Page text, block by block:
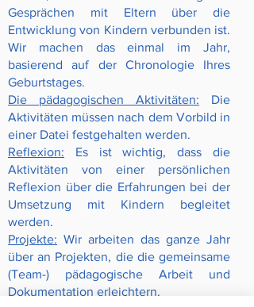
Gesprächen mit Eltern über die
Entwicklung von Kindern verbunden ist.
Wir machen das einmal im Jahr,
basierend auf der Chronologie Ihres
Geburtstages.
Die pädagogischen Aktivitäten:
Die
Aktivitäten müssen nach dem Vorbild in
einer Datei festgehalten werden.
Reflexion: Es ist wichtig, dass die
Aktivitäten von einer persönlichen
Reflexion über die Erfahrungen bei der
Umsetzung mit Kindern begleitet
werden.
Projekte: Wir arbeiten das ganze Jahr
über an Projekten, die die gemeinsame
(Team-) pädagogische Arbeit und
Dokumentation erleichtern.